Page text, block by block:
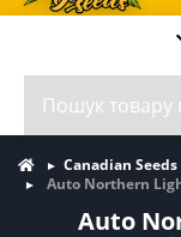
Canadian Seeds
Auto Northern
Auto